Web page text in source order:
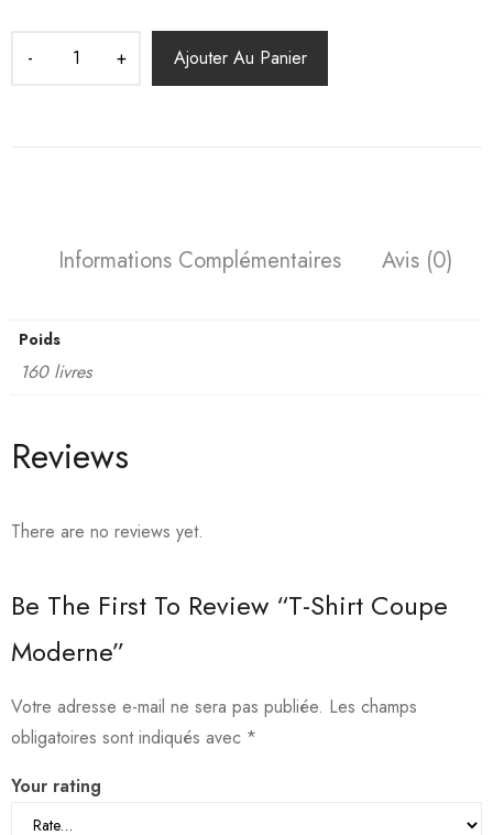
Ajouter Au Panier
Informations Complémentaires Avis (0)
Poids
160 livres
Reviews
There are no reviews yet.
Be The First To Review “T-Shirt Coupe
Moderne”
Votre adresse e-mail ne sera pas publiée. Les champs
obligatoires sont indiqués avec *
Your rating